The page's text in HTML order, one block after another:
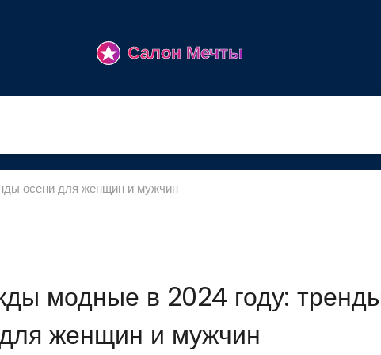
осени для женщин и мужчин
модные в 2024 году:
женщин и мужчин